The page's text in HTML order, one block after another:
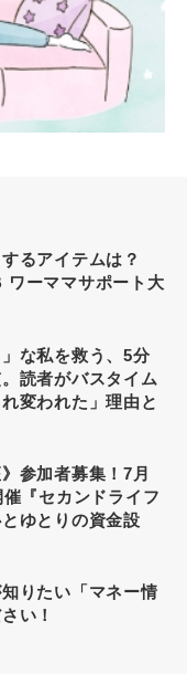
るアイテムは？
ワーママサポート大
な私を救う、5分
読者がバスタイム
変われた」理由と
参加者募集！7月
『セカンドライフ
ゆとりの資金設
知りたい「マネー情
い！